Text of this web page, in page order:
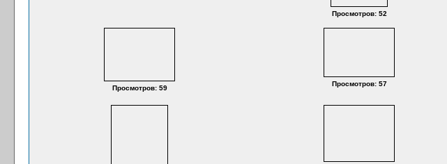
Просмотров: 52
Просмотров: 59
Просмотров: 57